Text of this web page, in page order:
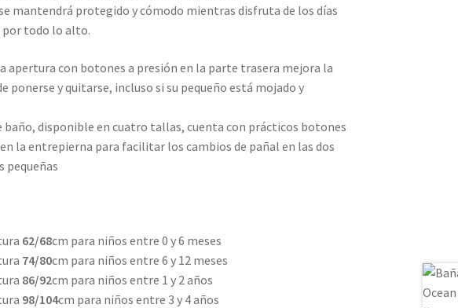
mantendrá protegido y cómodo mientras disfruta de los días
por todo lo alto.
apertura con botones a presión en la parte trasera mejora la
ponerse y quitarse, incluso si su pequeño está mojado y
baño, disponible en cuatro tallas, cuenta con prácticos botones
la entrepierna para facilitar los cambios de pañal en las dos
pequeñas
62/68cm para niños entre 0 y 6 meses
74/80cm para niños entre 6 y 12 meses
86/92cm para niños entre 1 y 2 años
98/104cm para niños entre 3 y 4 años